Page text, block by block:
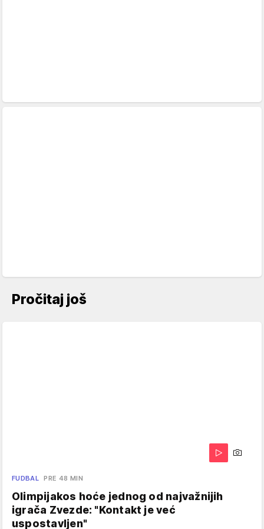
Pročitaj još
FUDBAL PRE 48 MIN
Olimpijakos hoće jednog od najvažnijih
igrača Zvezde: "Kontakt je već
uspostavljen"